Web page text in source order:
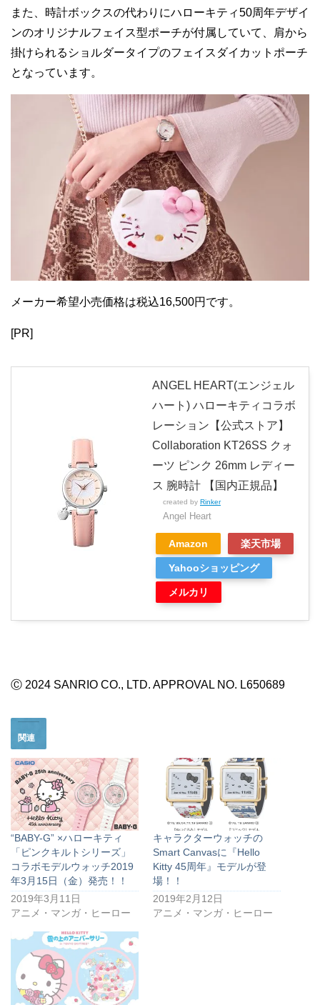
また、時計ボックスの代わりにハローキティ50周年デザイ
ンのオリジナルフェイス型ポーチが付属していて、肩から
掛けられるショルダータイプのフェイスダイカットポーチ
となっています。
メーカー希望小売価格は税込16,500円です。
[PR]
ANGEL HEART(エンジェル
ハート) ハローキティコラボ
レーション【公式ストア】
Collaboration KT26SS クォ
ーツ ピンク 26mm レディー
ス 腕時計 【国内正規品】
created by Rinker
Angel Heart
Amazon 楽天市場
Yahooショッピング
メルカリ
Ⓒ 2024 SANRIO CO., LTD. APPROVAL NO. L650689
関連
“BABY-G” ×ハローキティ
「ピンクキルトシリーズ」
コラボモデルウォッチ2019
年3月15日（金）発売！！
2019年3月11日
アニメ・マンガ・ヒーロー
キャラクターウォッチの
Smart Canvasに『Hello
Kitty 45周年』モデルが登
場！！
2019年2月12日
アニメ・マンガ・ヒーロー